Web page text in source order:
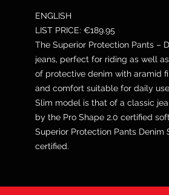
ENGLISH
LIST PRICE: €189.95
The Superior Protection Pants –
jeans, perfect for riding as well
of protective denim with aramid
and comfort suitable for daily
Slim model is that of a classic
by the Pro Shape 2.0 certified
Superior Protection Pants Denim
certified.